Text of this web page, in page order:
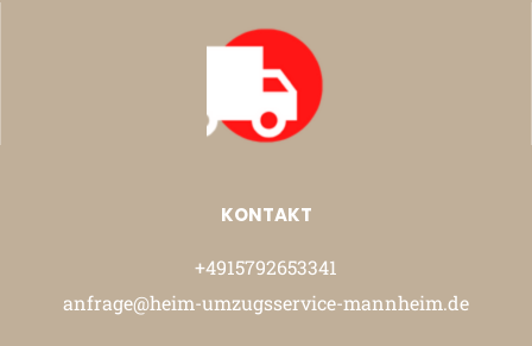
KONTAKT
+4915792653341
anfrage@heim-umzugsservice-mannheim.de